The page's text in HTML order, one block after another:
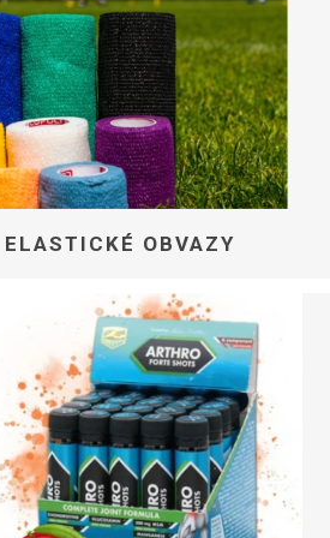
ELASTICKÉ OBVAZY